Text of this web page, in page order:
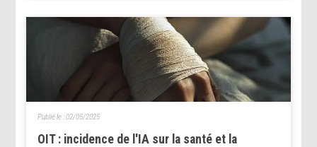
OIT : incidence de l'IA sur la santé et la
Publié le :02/05/2025